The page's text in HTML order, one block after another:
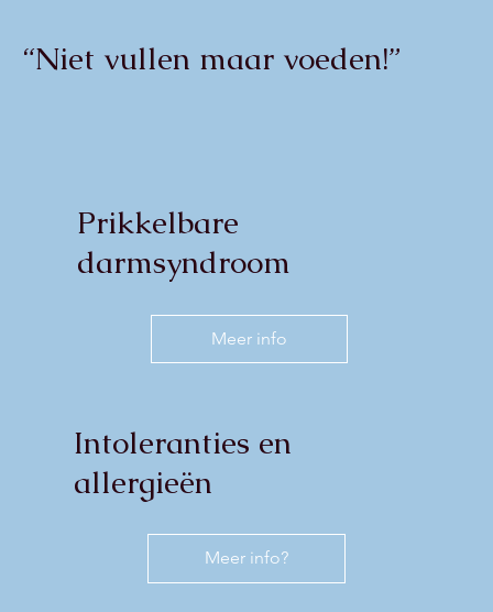
Prikkelbare
darmsyndroom
Meer info
Intoleranties en
allergieën
Meer info?
“Niet vullen maar voeden!”